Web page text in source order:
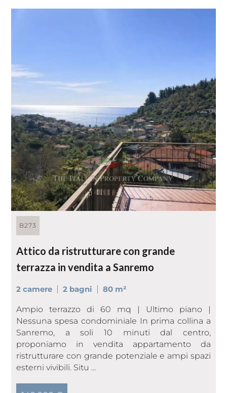
B273
Attico da ristrutturare con grande
terrazza in vendita a Sanremo
2 camere 2 bagni 80 m²
Ampio terrazzo di 60 mq | Ultimo piano |
Nessuna spesa condominiale In prima collina a
Sanremo, a soli 10 minuti dal centro,
proponiamo in vendita appartamento da
ristrutturare con grande potenziale e ampi spazi
esterni vivibili. Situ ...